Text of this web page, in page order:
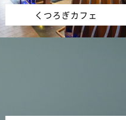
くつろぎカフェ